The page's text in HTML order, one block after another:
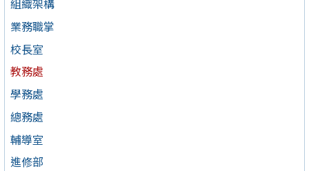
組織架構
業務職掌
校長室
教務處
學務處
總務處
輔導室
進修部